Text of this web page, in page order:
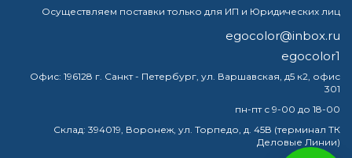
Как отличить раствор от
Осуществляем поставки только для ИП и Юридических лиц
egocolor@inbox.ru
egocolor1
Офис: 196128 г. Санкт - Петербург, ул. Варшавская, д5 к2, офис
301
пн-пт с 9-00 до 18-00
Склад: 394019, Воронеж, ул. Торпедо, д. 45В (терминал ТК
Деловые Линии)